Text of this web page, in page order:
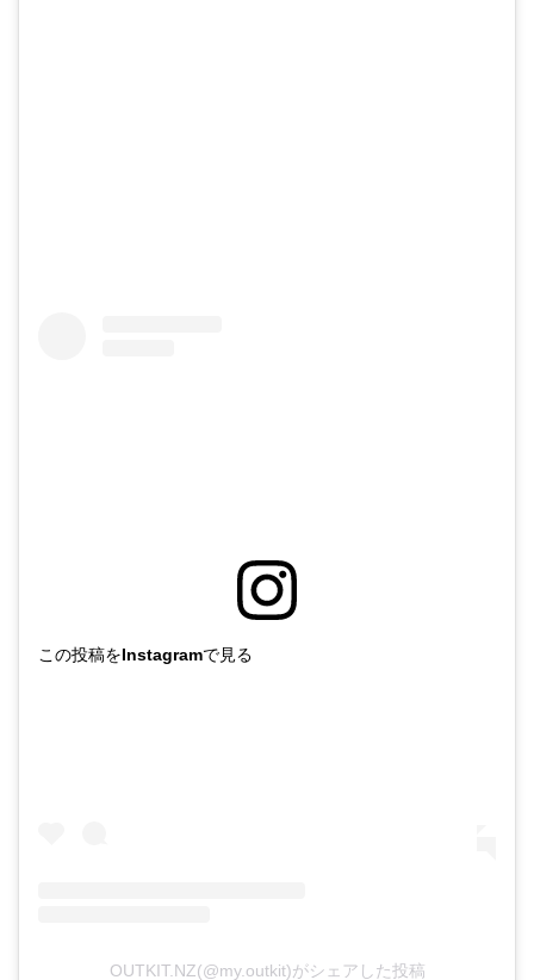
この投稿をInstagramで見る
OUTKIT.NZ(@my.outkit)がシェアした投稿